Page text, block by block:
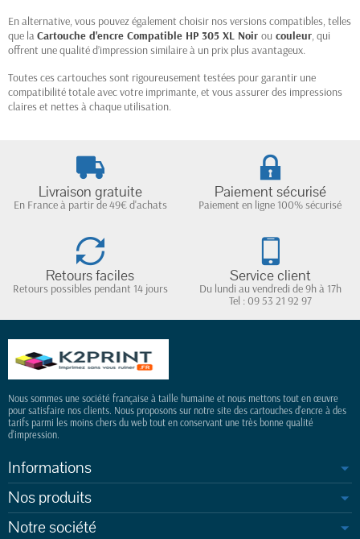
(1 avis)
En alternative, vous pouvez également choisir nos versions compatibles, telles
que laCartouche d'encre Compatible HP 305 XL Noir ou couleur, qui
offrent une qualité d’impression similaire à un prix plus avantageux.
Toutes ces cartouches sont rigoureusement testées pour garantir une
compatibilité totale avec votre imprimante, et vous assurer des impressions
claires et nettes à chaque utilisation.
Livraison gratuite
En France à partir de 49€ d'achats
Paiement sécurisé
Paiement en ligne 100% sécurisé
Retours faciles
Retours possibles pendant 14 jours
Service client
Du lundi au vendredi de 9h à 17h
Tel : 09 53 21 92 97
Nous sommes une société française à taille humaine et nous mettons tout en œuvre
pour satisfaire nos clients. Nous proposons sur notre site des cartouches d'encre à des
tarifs parmi les moins chers du web tout en conservant une très bonne qualité
d'impression.
Informations
Nos produits
Notre société